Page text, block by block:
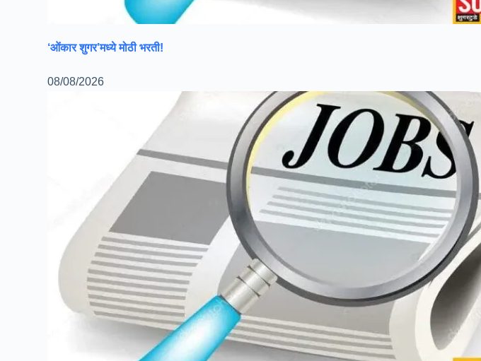
‘ओंकार शुगर’मध्ये मोठी भरती!
08/08/2026